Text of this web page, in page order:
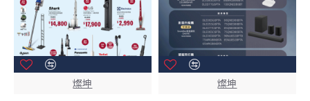
燦坤 燦坤